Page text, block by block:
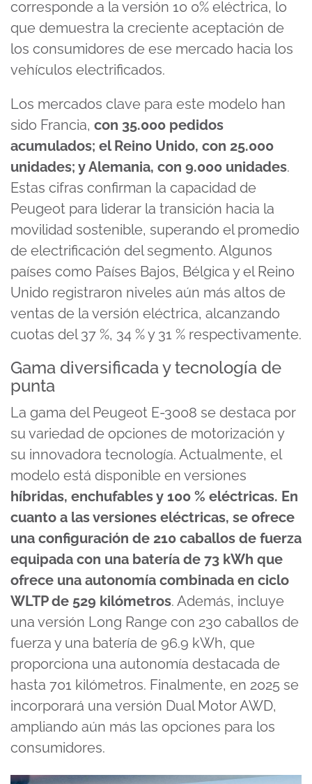
corresponde a la versión 10 0% eléctrica, lo
que demuestra la creciente aceptación de
los consumidores de ese mercado hacia los
vehículos electrificados.
Los mercados clave para este modelo han
sido Francia, con 35.000 pedidos
acumulados; el Reino Unido, con 25.000
unidades; y Alemania, con 9.000 unidades.
Estas cifras confirman la capacidad de
Peugeot para liderar la transición hacia la
movilidad sostenible, superando el promedio
de electrificación del segmento. Algunos
países como Países Bajos, Bélgica y el Reino
Unido registraron niveles aún más altos de
ventas de la versión eléctrica, alcanzando
cuotas del 37 %, 34 % y 31 % respectivamente.
Gama diversificada y tecnología de
punta
La gama del Peugeot E-3008 se destaca por
su variedad de opciones de motorización y
su innovadora tecnología. Actualmente, el
modelo está disponible en versiones
híbridas, enchufables y 100 % eléctricas. En
cuanto a las versiones eléctricas, se ofrece
una configuración de 210 caballos de fuerza
equipada con una batería de 73 kWh que
ofrece una autonomía combinada en ciclo
WLTP de 529 kilómetros. Además, incluye
una versión Long Range con 230 caballos de
fuerza y una batería de 96.9 kWh, que
proporciona una autonomía destacada de
hasta 701 kilómetros. Finalmente, en 2025 se
incorporará una versión Dual Motor AWD,
ampliando aún más las opciones para los
consumidores.